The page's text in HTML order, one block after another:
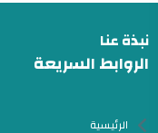
نبذة عنا
الروابط السريعة
الرئيسية